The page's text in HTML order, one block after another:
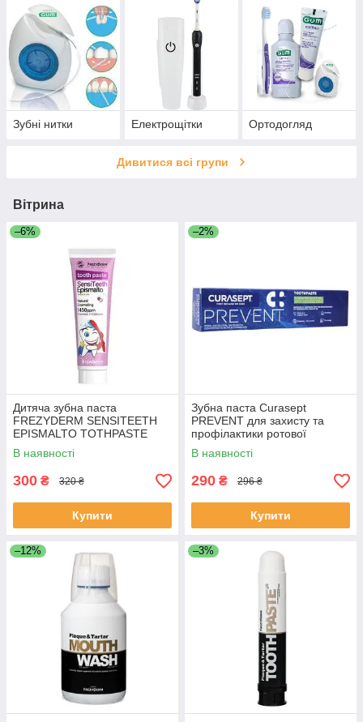
Зубні нитки Електрощітки Ортодогляд
Дивитися всі групи
Вітрина
–6%
Дитяча зубна паста
FREZYDERM SENSITEETH
EPISMALTO TOTHPASTE
1450ppm, 50 мл.
В наявності
300 ₴ 320 ₴
Купити
–2%
Зубна паста Curasept
PREVENT для захисту та
профілактики ротової
порожнини, 75мл
В наявності
290 ₴ 296 ₴
Купити
–12% –3%